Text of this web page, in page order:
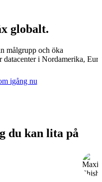
globalt.
målgrupp och öka
datacenter i Nordamerika,
igång nu
du kan lita på